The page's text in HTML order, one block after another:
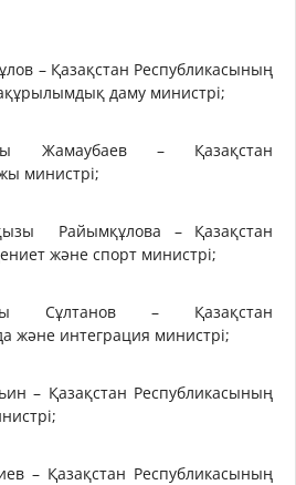
– Қазақстан Республикасының
даму министрі;
Жамаубаев – Қазақстан
министрі;
Райымқұлова – Қазақстан
және спорт министрі;
Сұлтанов – Қазақстан
және интеграция министрі;
– Қазақстан Республикасының
– Қазақстан Республикасының